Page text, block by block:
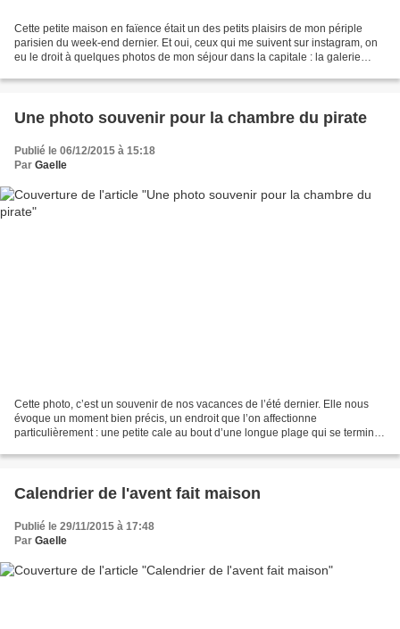
Cette petite maison en faïence était un des petits plaisirs de mon périple
parisien du week-end dernier. Et oui, ceux qui me suivent sur instagram, on
eu le droit à quelques photos de mon séjour dans la capitale : la galerie
Une photo souvenir pour la chambre du pirate
Publié le 06/12/2015 à 15:18
Par Gaelle
Cette photo, c’est un souvenir de nos vacances de l’été dernier. Elle nous
évoque un moment bien précis, un endroit que l’on affectionne
particulièrement : une petite cale au bout d’une longue plage qui se termine
Calendrier de l'avent fait maison
Publié le 29/11/2015 à 17:48
Par Gaelle